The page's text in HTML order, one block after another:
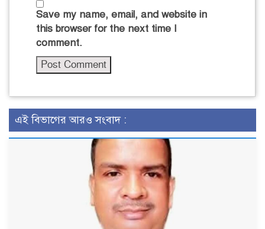
Save my name, email, and website in
this browser for the next time I
comment.
এই বিভাগের আরও সংবাদ :